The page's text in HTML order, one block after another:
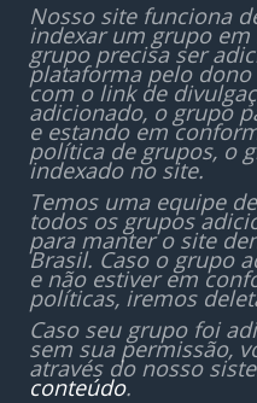
Nosso site funciona
indexar um grupo
grupo precisa ser
plataforma pelo
com o link de
adicionado, o grupo
e estando em
política de grupos, o
indexado no site.
Temos uma equipe
todos os grupos
para manter o site
Brasil. Caso o grupo
e não estiver em
políticas, iremos
Caso seu grupo foi
sem sua permissão,
através do nosso
conteúdo.